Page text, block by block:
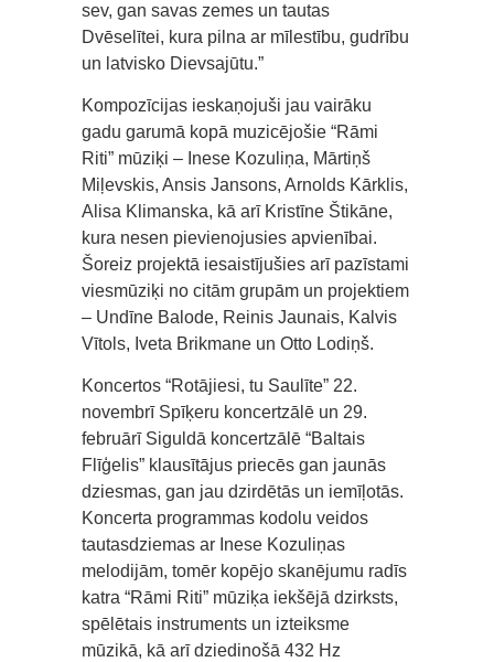
sev, gan savas zemes un tautas
Dvēselītei, kura pilna ar mīlestību, gudrību
un latvisko Dievsajūtu.”
Kompozīcijas ieskaņojuši jau vairāku
gadu garumā kopā muzicējošie “Rāmi
Riti” mūziķi – Inese Kozuliņa, Mārtiņš
Miļevskis, Ansis Jansons, Arnolds Kārklis,
Alisa Klimanska, kā arī Kristīne Štikāne,
kura nesen pievienojusies apvienībai.
Šoreiz projektā iesaistījušies arī pazīstami
viesmūziķi no citām grupām un projektiem
– Undīne Balode, Reinis Jaunais, Kalvis
Vītols, Iveta Brikmane un Otto Lodiņš.
Koncertos “Rotājiesi, tu Saulīte” 22.
novembrī Spīķeru koncertzālē un 29.
februārī Siguldā koncertzālē “Baltais
Flīģelis” klausītājus priecēs gan jaunās
dziesmas, gan jau dzirdētās un iemīļotās.
Koncerta programmas kodolu veidos
tautasdziemas ar Inese Kozuliņas
melodijām, tomēr kopējo skanējumu radīs
katra “Rāmi Riti” mūziķa iekšējā dzirksts,
spēlētais instruments un izteiksme
mūzikā, kā arī dziedinošā 432 Hz